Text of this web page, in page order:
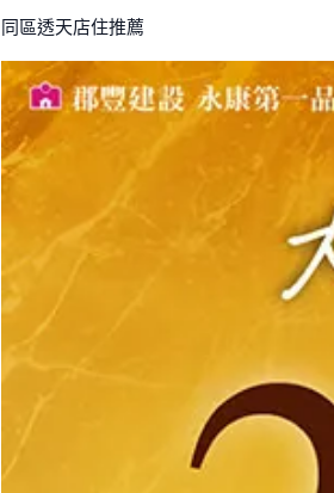
同區透天店住推薦